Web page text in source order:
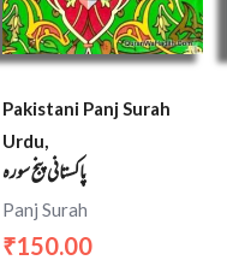
Pakistani Panj Surah
Urdu,
پاکستانی پنج سوره
Panj Surah
₹150.00